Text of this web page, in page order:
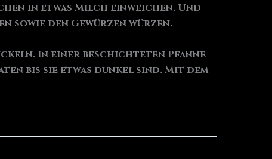
in etwas Milch einweichen. Und
sowie den Gewürzen würzen.
In einer beschichteten Pfanne
bis sie etwas dunkel sind. Mit dem